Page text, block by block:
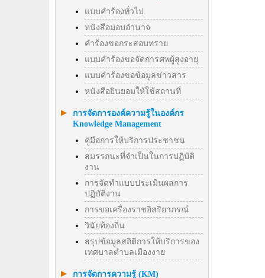
แบบคำร้องทั่วไป
หนังสือมอบอำนาจ
คำร้องขอกระสอบทราย
แบบคำร้องขอจัดการศพผู้สูงอายุ
แบบคำร้องขอข้อมูลข่าวสาร
หนังสือยินยอมให้ใช้สถานที่
การจัดการองค์ความรู้ในองค์กร
Knowledge Management
คู่มือการให้บริการประชาชน
สมรรถนะที่จำเป็นในการปฏิบัติ
งาน
การจัดทำแบบประเมินผลการ
ปฏิบัติงาน
การขอเครื่องราชอิสริยาภรณ์
วินัยท้องถิ่น
สรุปข้อมูลสถิติการให้บริการของ
เทศบาลตำบลเมืองงาย
การจัดการความรู้ (KM)